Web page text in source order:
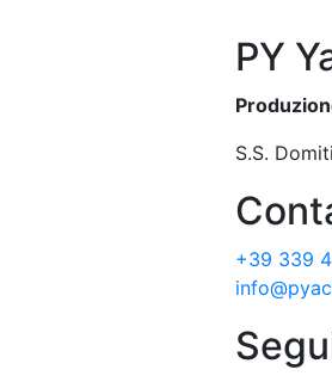
PY
S.S.
+39 339